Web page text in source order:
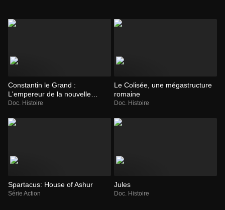
Constantin le Grand :
L'empereur de la nouvelle
Rome
Doc. Histoire
Le Colisée, une mégastructure
romaine
Doc. Histoire
Spartacus: House of Ashur
Série Action
Jules
Doc. Histoire